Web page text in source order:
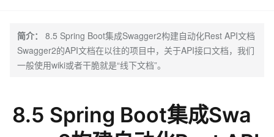
简介：
8.5 Spring Boot集成Swagger2构建自动化Rest API文档
Swagger2的API文档在以往的项目中，关于API接口文档，我们
一般使用wiki或者干脆就是“线下文档”。
8.5 Spring Boot集成Swa